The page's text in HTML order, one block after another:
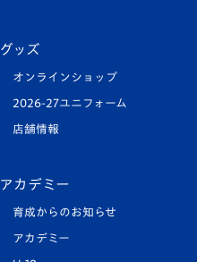
グッズ
オンラインショップ
2026-27ユニフォーム
店舗情報
アカデミー
育成からのお知らせ
アカデミー